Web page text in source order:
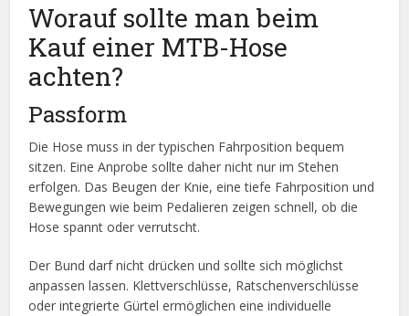
Worauf sollte man beim
Kauf einer MTB-Hose
achten?
Passform
Die Hose muss in der typischen Fahrposition bequem
sitzen. Eine Anprobe sollte daher nicht nur im Stehen
erfolgen. Das Beugen der Knie, eine tiefe Fahrposition und
Bewegungen wie beim Pedalieren zeigen schnell, ob die
Hose spannt oder verrutscht.
Der Bund darf nicht drücken und sollte sich möglichst
anpassen lassen. Klettverschlüsse, Ratschenverschlüsse
oder integrierte Gürtel ermöglichen eine individuelle